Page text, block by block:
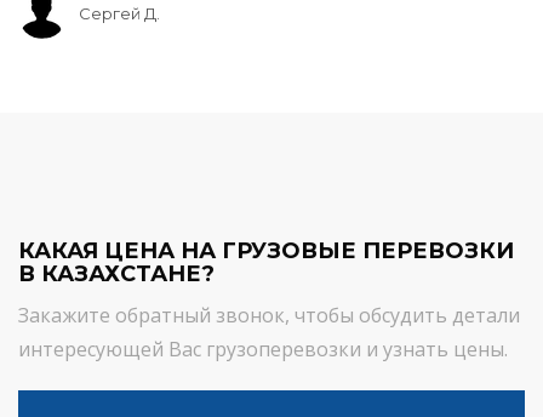
Сергей Д.
КАКАЯ ЦЕНА НА ГРУЗОВЫЕ ПЕРЕВОЗКИ
В КАЗАХСТАНЕ?
Закажите обратный звонок, чтобы обсудить детали
интересующей Вас грузоперевозки и узнать цены.